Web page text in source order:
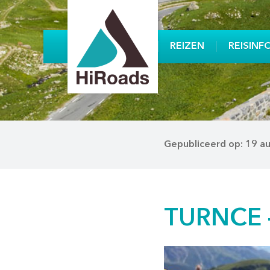
REIZEN
Gepubliceerd op: 19
TURNCE